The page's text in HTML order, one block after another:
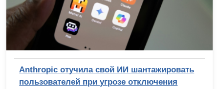
Anthropic отучила свой ИИ шантажировать
пользователей при угрозе отключения